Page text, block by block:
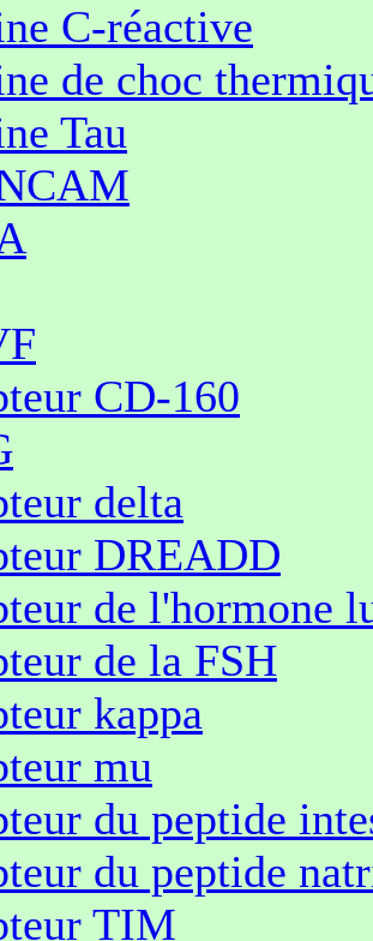
C-réactive
de choc
Tau
CD-160
delta
DREADD
de l'hormone
de la FSH
kappa
mu
du peptide
du peptide
TIM